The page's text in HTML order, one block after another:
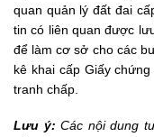
quan quản lý đất đai
tin có liên quan được
để làm cơ sở cho các
kê khai cấp Giấy
tranh chấp.
Lưu ý: Các nội dung